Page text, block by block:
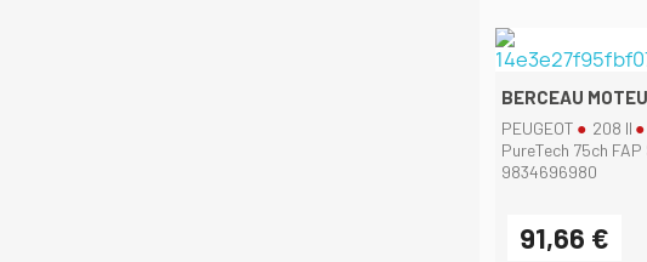
BERCEAU
PEUGEOT 208 II
PureTech 75ch
9834696980
91,66 €